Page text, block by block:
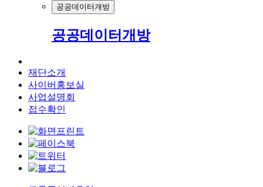
공공데이터개방
공공데이터개방
재단소개
사이버홍보실
사업설명회
접수확인